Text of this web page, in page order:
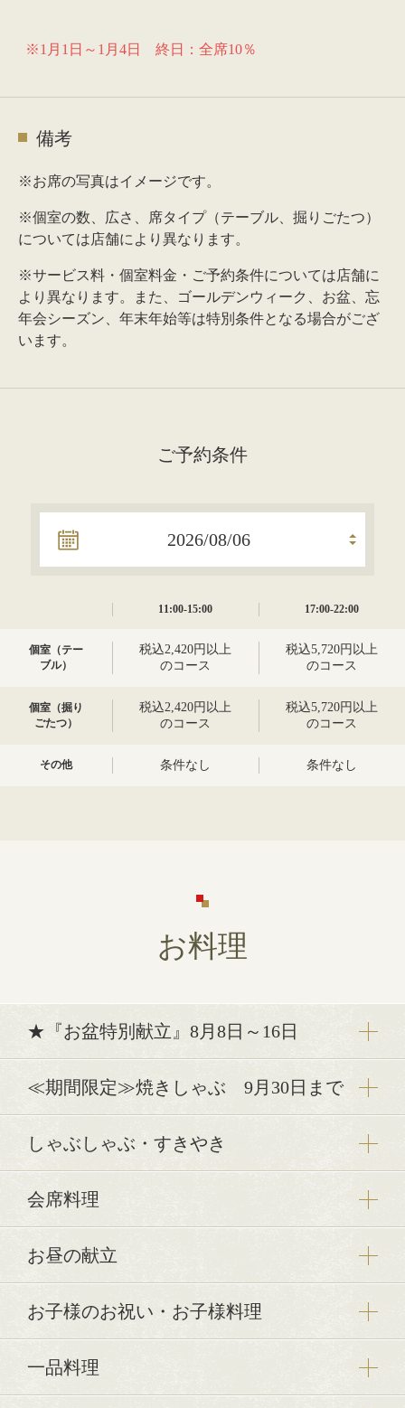
※1月1日～1月4日 終日：全席10％
備考
※お席の写真はイメージです。
※個室の数、広さ、席タイプ（テーブル、掘りごたつ）
については店舗により異なります。
※サービス料・個室料金・ご予約条件については店舗に
より異なります。また、ゴールデンウィーク、お盆、忘
年会シーズン、年末年始等は特別条件となる場合がござ
います。
ご予約条件
11:00-15:00 17:00-22:00
個室（テー
ブル）
税込2,420円以上
のコース
税込5,720円以上
のコース
個室（掘り
ごたつ）
税込2,420円以上
のコース
税込5,720円以上
のコース
その他 条件なし 条件なし
お料理
★『お盆特別献立』8月8日～16日
≪期間限定≫焼きしゃぶ 9月30日まで
しゃぶしゃぶ・すきやき
会席料理
お昼の献立
お子様のお祝い・お子様料理
一品料理